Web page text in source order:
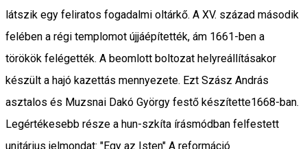
látszik egy feliratos fogadalmi oltárkő. A XV. század második
felében a régi templomot újjáépítették, ám 1661-ben a
törökök felégették. A beomlott boltozat helyreállításakor
készült a hajó kazettás mennyezete. Ezt Szász András
asztalos és Muzsnai Dakó György festő készítette1668-ban.
Legértékesebb része a hun-szkíta írásmódban felfestett
unitárius jelmondat: "Egy az Isten" A reformáció